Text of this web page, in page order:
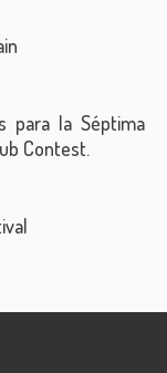
para la Séptima
Contest.